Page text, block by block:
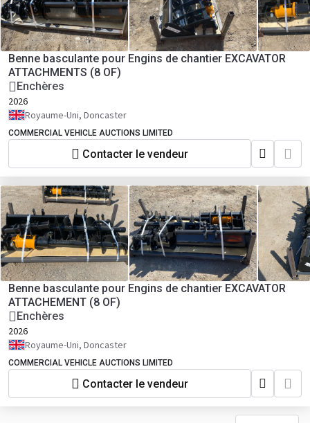
Benne basculante pour Engins de chantier EXCAVATOR
ATTACHMENTS (8 OF)
Enchères
2026
Royaume-Uni, Doncaster
COMMERCIAL VEHICLE AUCTIONS LIMITED
Contacter le vendeur
Benne basculante pour Engins de chantier EXCAVATOR
ATTACHEMENT (8 OF)
Enchères
2026
Royaume-Uni, Doncaster
COMMERCIAL VEHICLE AUCTIONS LIMITED
Contacter le vendeur